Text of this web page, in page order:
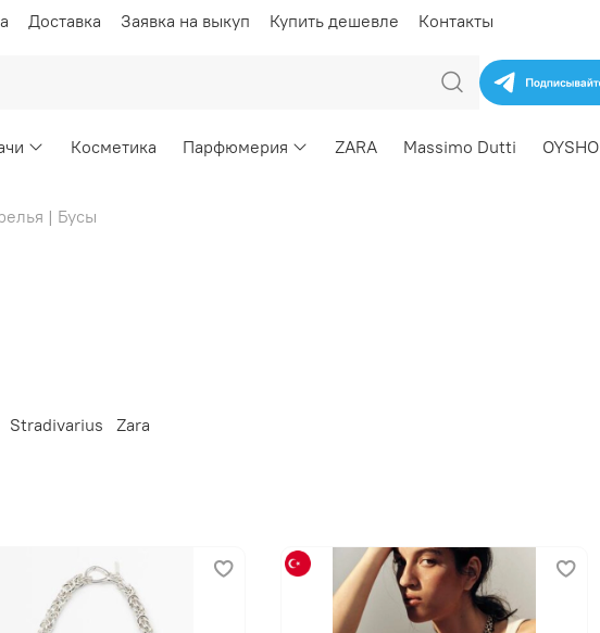
Доставка Заявка на выкуп Купить дешевле Контакты
Косметика Парфюмерия ZARA Massimo Dutti OYSHO
| Бусы
Stradivarius Zara